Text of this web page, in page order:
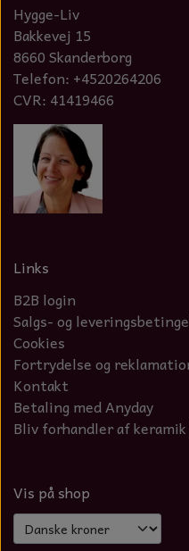
Hygge-Liv
Bakkevej 15
8660 Skanderborg
Telefon: +4520264206
CVR: 41419466
Links
B2B login
Salgs- og
Cookies
Fortrydelse og
Kontakt
Betaling med Anyday
Bliv forhandler af
Vis på shop